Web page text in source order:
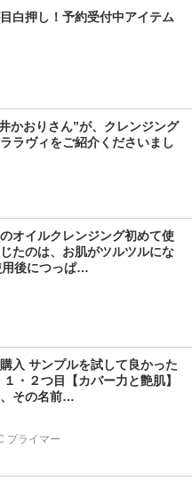
白押し！予約受付中アイテム
かおりさん”が、クレンジング
ラヴィをご紹介くださいまし
オイルクレンジング初めて使
たのは、お肌がツルツルにな
後につっぱ…
入 サンプルを試して良かった
・２つ目【カバー力と艶肌】
その名前…
プライマー